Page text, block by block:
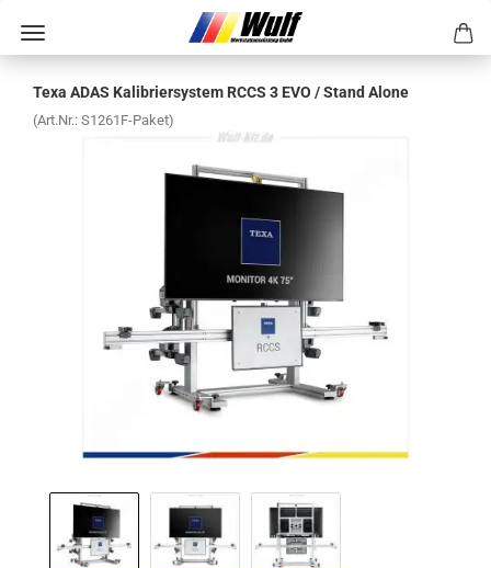
Texa ADAS Ka­li­brier­sys­tem RCCS 3 EVO / Stand Alone
(Art.Nr.: S1261F-​Paket)